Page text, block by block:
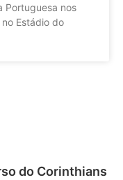
Portuguesa nos
Estádio do
do Corinthians